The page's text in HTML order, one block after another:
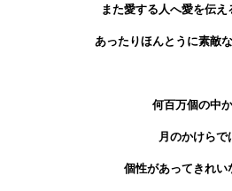
また愛する人へ愛を伝え
あったりほんとうに素敵
何百万個の中
月のかけらで
個性があってきれい